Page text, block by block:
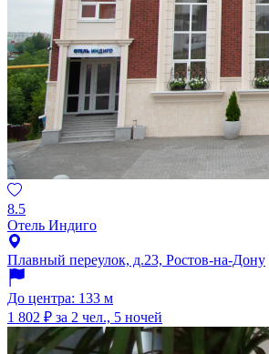
8.5
Отель Индиго
Плавный переулок, д.23, Ростов-на-Дону
До центра: 133 м
1 802 ₽ за 2 чел., 5 ночей